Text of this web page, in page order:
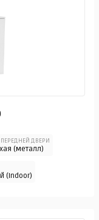
ДВЕРИ
(металл)
(Indoor)